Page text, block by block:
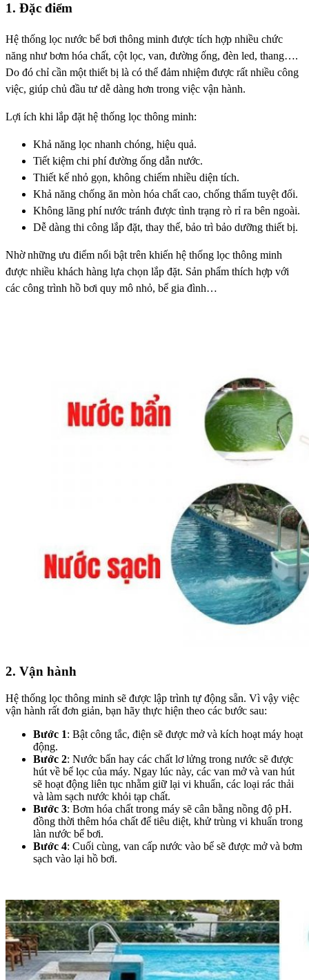
1. Đặc điểm
Hệ thống lọc nước bể bơi thông minh được tích hợp nhiều chức
năng như bơm hóa chất, cột lọc, van, đường ống, đèn led, thang….
Do đó chỉ cần một thiết bị là có thể đảm nhiệm được rất nhiều công
việc, giúp chủ đầu tư dễ dàng hơn trong việc vận hành.
Lợi ích khi lắp đặt hệ thống lọc thông minh:
Khả năng lọc nhanh chóng, hiệu quả.
Tiết kiệm chi phí đường ống dẫn nước.
Thiết kế nhỏ gọn, không chiếm nhiều diện tích.
Khả năng chống ăn mòn hóa chất cao, chống thấm tuyệt đối.
Không lãng phí nước tránh được tình trạng rò rỉ ra bên ngoài.
Dễ dàng thi công lắp đặt, thay thế, bảo trì bảo dưỡng thiết bị.
Nhờ những ưu điểm nổi bật trên khiến hệ thống lọc thông minh
được nhiều khách hàng lựa chọn lắp đặt. Sản phẩm thích hợp với
các công trình hồ bơi quy mô nhỏ, bể gia đình…
2. Vận hành
Hệ thống lọc thông minh sẽ được lập trình tự động sẵn. Vì vậy việc
vận hành rất đơn giản, bạn hãy thực hiện theo các bước sau:
Bước 1: Bật công tắc, điện sẽ được mở và kích hoạt máy hoạt
động.
Bước 2: Nước bẩn hay các chất lơ lửng trong nước sẽ được
hút về bể lọc của máy. Ngay lúc này, các van mở và van hút
sẽ hoạt động liên tục nhằm giữ lại vi khuẩn, các loại rác thải
và làm sạch nước khỏi tạp chất.
Bước 3: Bơm hóa chất trong máy sẽ cân bằng nồng độ pH.
đồng thời thêm hóa chất để tiêu diệt, khử trùng vi khuẩn trong
làn nước bể bơi.
Bước 4: Cuối cùng, van cấp nước vào bể sẽ được mở và bơm
sạch vào lại hồ bơi.